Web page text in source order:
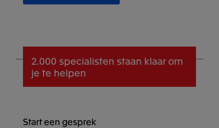
2.000 specialisten staan klaar om
je te helpen
Start een gesprek